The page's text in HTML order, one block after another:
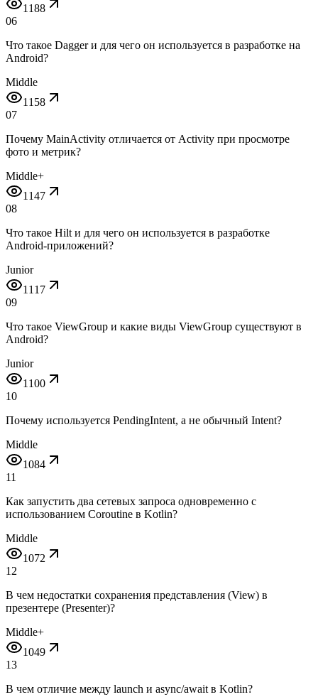
1188
06
Что такое Dagger и для чего он используется в разработке на
Android?
Middle
1158
07
Почему MainActivity отличается от Activity при просмотре
фото и метрик?
Middle+
1147
08
Что такое Hilt и для чего он используется в разработке
Android-приложений?
Junior
1117
09
Что такое ViewGroup и какие виды ViewGroup существуют в
Android?
Junior
1100
10
Почему используется PendingIntent, а не обычный Intent?
Middle
1084
11
Как запустить два сетевых запроса одновременно с
использованием Coroutine в Kotlin?
Middle
1072
12
В чем недостатки сохранения представления (View) в
презентере (Presenter)?
Middle+
1049
13
В чем отличие между launch и async/await в Kotlin?